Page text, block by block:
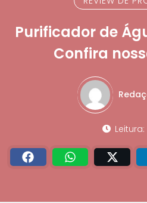
Purificador de
Confira